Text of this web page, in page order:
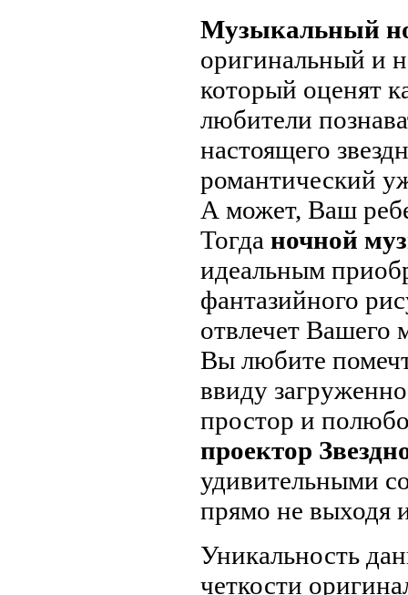
Музыкальный
оригинальный и
который оценят
любители
настоящего
романтический
А может, Ваш
Тогда ночной
идеальным
фантазийного
отвлечет
Вы любите
ввиду
простор и
проектор
удивительными
прямо не выходя
Уникальность
четкости